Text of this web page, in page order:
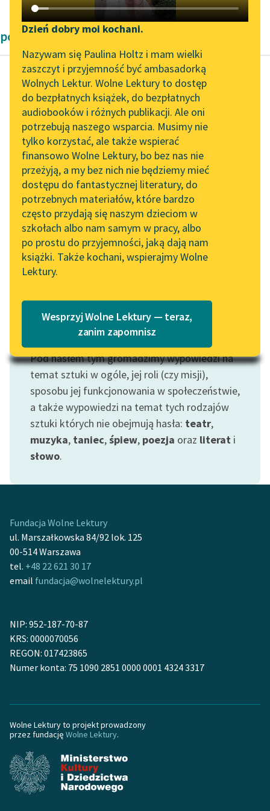
Katalog DAISY
Podkasty o książkach
Zgłoś brak utworu
Aktualności
„Prokurator Alicja Horn”
do słuchania
Byliśmy częścią AI Impact
Lab
Zapraszamy na spotkanie
online z tłumaczkami
literatury skandynawskiej
Spotkanie z Katarzyną
Tunkiel w Oslo
102. lata temu zmarł
Joseph Conrad
Lektury szkolne i klasyka
literatury do słuchania dla
uczennic i uczniów z
niepełnosprawnościami
E-kolekcja lektur
szkolnych i literatury do
słuchania dla uczennic i
uczniów z
niepełnosprawnościami
Feministyczne inspiracje.
feministycznej
Ręce pełne poezji
Kolekcje edukacyjne
twórców przechodzących
Starego Testamentu
Odkurzamy bohaterów
Narzędzia
Mapa Wolnych Lektur
Leśmianator
Przewodnik dla piszących i
czytających
API
OAI-PMH
Widget Wolnych Lektur
Przypisy
Katalog w formacie PDF
O nas
O projekcie
Zespół
Dzień dobry moi kochani.
Nazywam się Paulina Holtz i mam wielki
zaszczyt i przyjemność być ambasadorką
Wolnych Lektur. Wolne Lektury to dostęp
do bezpłatnych książek, do bezpłatnych
audiobooków i różnych publikacji. Ale oni
potrzebują naszego wsparcia. Musimy nie
tylko korzystać, ale także wspierać
finansowo Wolne Lektury, bo bez nas nie
przeżyją, a my bez nich nie będziemy mieć
dostępu do fantastycznej literatury, do
potrzebnych materiałów, które bardzo
często przydają się naszym dzieciom w
szkołach albo nam samym w pracy, albo
po prostu do przyjemności, jaką dają nam
książki. Także kochani, wspierajmy Wolne
Lektury.
Wesprzyj Wolne Lektury — teraz,
zanim zapomnisz
powieści Romana Jaworskiego
Roman Jaworski
Wesele hrabiego
Orgaza
Sala jest lakowa i z
laku są sprzęty. Dygocą
motyle czarne, żółte,
płowe i
bladoniebieskie...
Czytaj więcej
Motyw: Sztuka
Pod hasłem tym gromadzimy wypowiedzi na
temat sztuki w ogóle, jej roli (czy misji),
sposobu jej funkcjonowania w społeczeństwie,
a także wypowiedzi na temat tych rodzajów
sztuki których nie obejmują hasła: teatr,
muzyka, taniec,śpiew, poezja oraz literat i
słowo.
Fundacja Wolne Lektury
ul. Marszałkowska 84/92 lok. 125
00-514 Warszawa
tel. +48 22 621 30 17
email fundacja@wolnelektury.pl
NIP: 952-187-70-87
KRS: 0000070056
REGON: 017423865
Numer konta: 75 1090 2851 0000 0001 4324 3317
Wolne Lektury to projekt prowadzony
przez fundację Wolne Lektury.